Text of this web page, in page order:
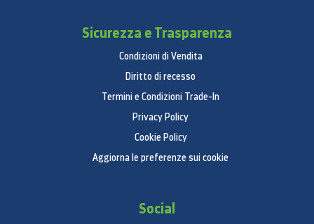
Sicurezza e Trasparenza
Condizioni di Vendita
Diritto di recesso
Termini e Condizioni Trade-In
Privacy Policy
Cookie Policy
Aggiorna le preferenze sui cookie
Social